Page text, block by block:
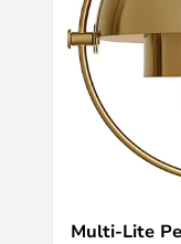
Multi-Lite